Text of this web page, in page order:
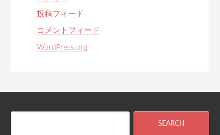
投稿フィード
コメントフィード
WordPress.org